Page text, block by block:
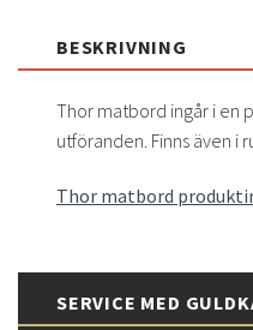
BESKRIVNING
Thor matbord ingår i en
utföranden. Finns även i
Thor matbord
SERVICE MED